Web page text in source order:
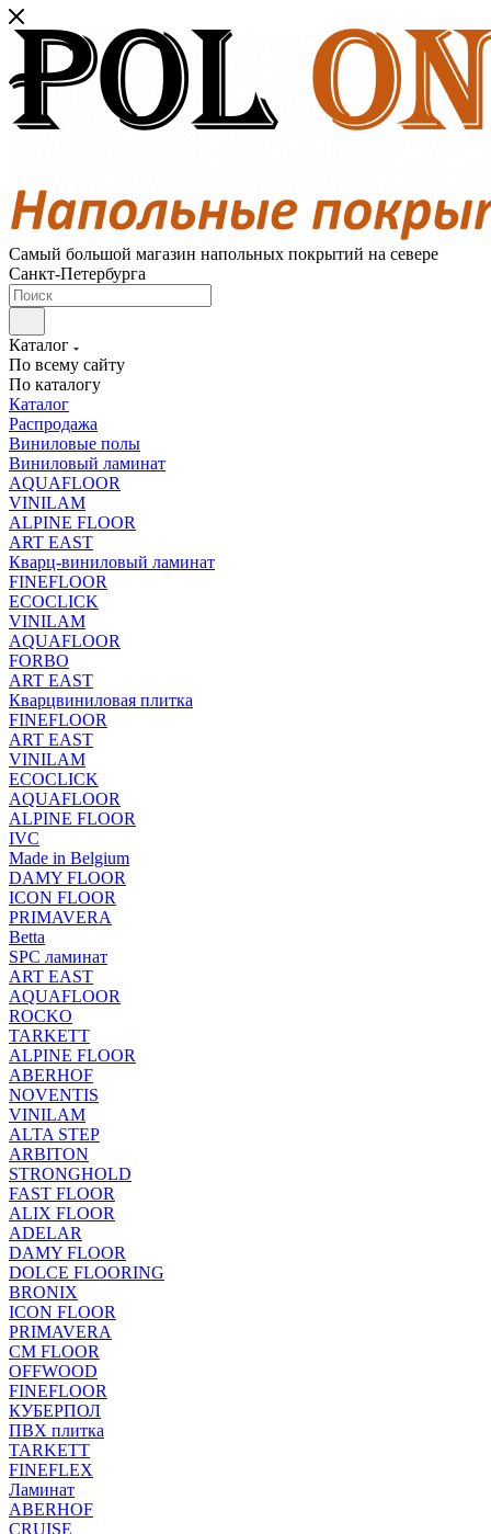
Самый большой магазин напольных покрытий на севере
Санкт-Петербурга
Каталог
По всему сайту
По каталогу
Каталог
Распродажа
Виниловые полы
Виниловый ламинат
AQUAFLOOR
VINILAM
ALPINE FLOOR
ART EAST
Кварц-виниловый ламинат
FINEFLOOR
ECOCLICK
VINILAM
AQUAFLOOR
FORBO
ART EAST
Кварцвиниловая плитка
FINEFLOOR
ART EAST
VINILAM
ECOCLICK
AQUAFLOOR
ALPINE FLOOR
IVC
Made in Belgium
DAMY FLOOR
ICON FLOOR
PRIMAVERA
Betta
SPC ламинат
ART EAST
AQUAFLOOR
ROCKO
TARKETT
ALPINE FLOOR
ABERHOF
NOVENTIS
VINILAM
ALTA STEP
ARBITON
STRONGHOLD
FAST FLOOR
ALIX FLOOR
ADELAR
DAMY FLOOR
DOLCE FLOORING
BRONIX
ICON FLOOR
PRIMAVERA
CM FLOOR
OFFWOOD
FINEFLOOR
КУБЕРПОЛ
ПВХ плитка
TARKETT
FINEFLEX
Ламинат
ABERHOF
CRUISE